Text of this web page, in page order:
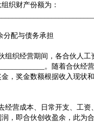
织财产份额为：
分配与债务承担
组织经营期间，各合伙人工
。随着合伙
，奖金数额根据收入现状
经营成本、日常开支、工资
，即合伙创收盈余，此为